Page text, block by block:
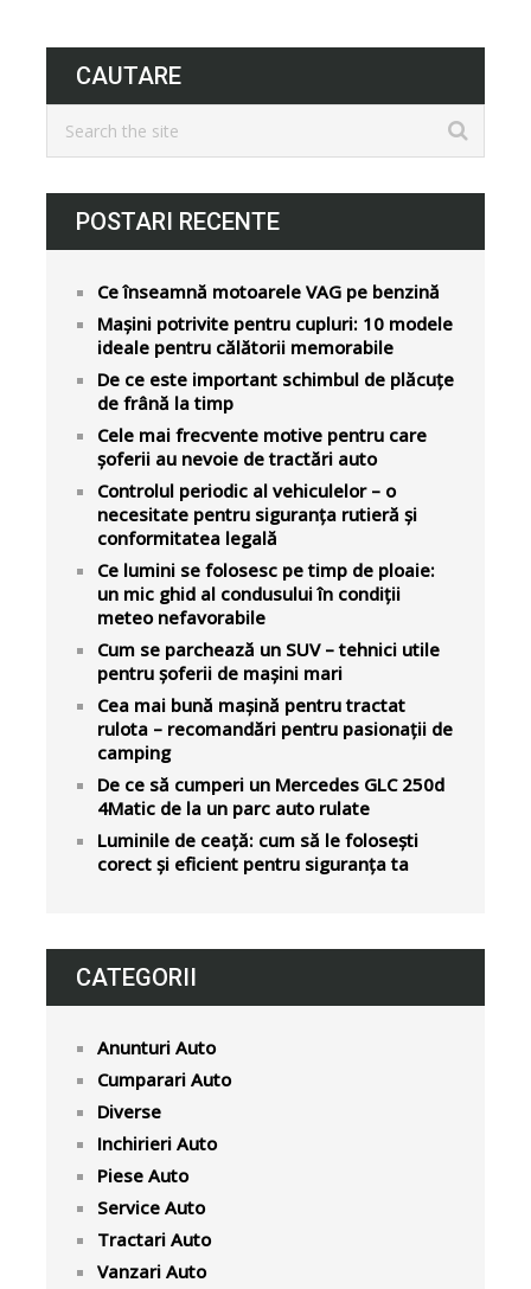
CAUTARE
POSTARI RECENTE
Ce înseamnă motoarele VAG pe benzină
Mașini potrivite pentru cupluri: 10 modele
ideale pentru călătorii memorabile
De ce este important schimbul de plăcuțe
de frână la timp
Cele mai frecvente motive pentru care
șoferii au nevoie de tractări auto
Controlul periodic al vehiculelor – o
necesitate pentru siguranța rutieră și
conformitatea legală
Ce lumini se folosesc pe timp de ploaie:
un mic ghid al condusului în condiții
meteo nefavorabile
Cum se parchează un SUV – tehnici utile
pentru șoferii de mașini mari
Cea mai bună mașină pentru tractat
rulota – recomandări pentru pasionații de
camping
De ce să cumperi un Mercedes GLC 250d
4Matic de la un parc auto rulate
Luminile de ceață: cum să le folosești
corect și eficient pentru siguranța ta
CATEGORII
Anunturi Auto
Cumparari Auto
Diverse
Inchirieri Auto
Piese Auto
Service Auto
Tractari Auto
Vanzari Auto